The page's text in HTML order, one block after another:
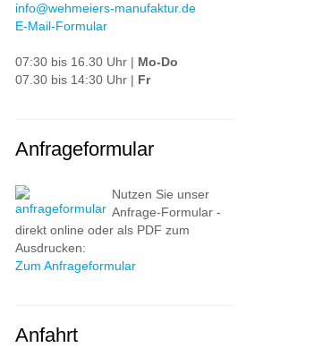
info@wehmeiers-manufaktur.de
E-Mail-Formular
07:30 bis 16.30 Uhr | Mo-Do
07.30 bis 14:30 Uhr | Fr
Anfrageformular
Nutzen Sie unser
Anfrage-Formular -
direkt online oder als PDF zum
Ausdrucken:
Zum Anfrageformular
Anfahrt